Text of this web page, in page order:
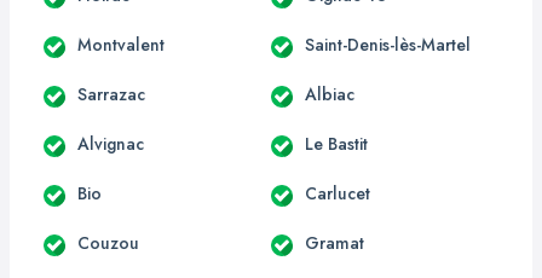
Montvalent Saint-Denis-lès-Martel
Sarrazac Albiac
Alvignac Le Bastit
Bio Carlucet
Couzou Gramat